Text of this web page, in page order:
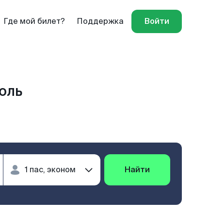
Где мой билет? Поддержка Войти
Найти